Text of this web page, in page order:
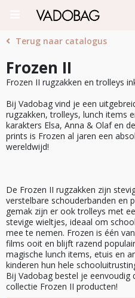
Terug naar catalogus
Frozen II
Frozen II rugzakken en trolleys
Bij Vadobag vind je een
rugzakken, trolleys, lunch items
karakters Elsa, Anna & Olaf en
prints is Frozen al jaren een
wereldwijd!
De Frozen II rugzakken zijn
verstelbare schouderbanden en
gemak zijn er ook trolleys met
stevige wieltjes, ideaal om
mee te nemen. Frozen is één
films ooit en blijft razend
magische lunch items, etuis en
kinderen hun hele
Bij Vadobag bestel je eenvoudig
collectie Frozen II producten!